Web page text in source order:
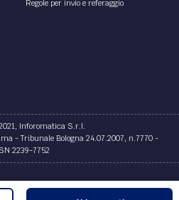
comunica una certa
polemica l'ex Tribunale di